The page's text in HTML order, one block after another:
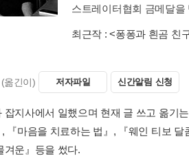
스트레이터협회 금메달을
최근작 :<퐁퐁과 흰곰 친
(옮긴이) 저자파일 신간알림 신청
잡지사에서 일했으며 현재 글 쓰고 옮기
『마음을 치료하는 법』, 『웨인 티보
겨운』등을 썼다.